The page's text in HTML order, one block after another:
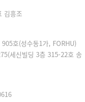
김흥조
호(성수동1가, FORHU)
세신빌딩 3층 315-22호 송